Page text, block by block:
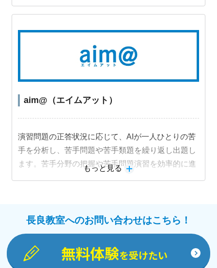
つけます。
aim@（エイムアット）
演習問題の正答状況に応じて、AIが一人ひとりの苦
手を分析し、苦手問題や苦手類題を繰り返し出題し
ます。苦手分野の把握や苦手問題演習を効率的に進
もっと見る
長良教室へのお問い合わせはこちら！
無料体験を受けたい